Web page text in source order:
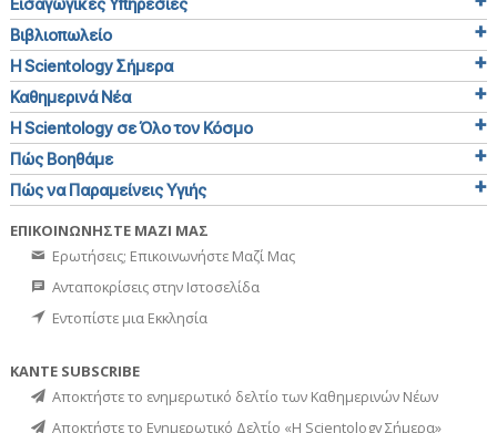
Εισαγωγικές Υπηρεσίες
Βιβλιοπωλείο
Η Scientology Σήμερα
Καθημερινά Νέα
Η Scientology σε Όλο τον Κόσμο
Πώς Βοηθάμε
Πώς να Παραμείνεις Υγιής
ΕΠΙΚΟΙΝΩΝΗΣΤΕ ΜΑΖΙ ΜΑΣ
Ερωτήσεις; Επικοινωνήστε Μαζί Μας
Ανταποκρίσεις στην Ιστοσελίδα
Εντοπίστε μια Εκκλησία
ΚΑΝΤΕ SUBSCRIBE
Αποκτήστε το ενημερωτικό δελτίο των Καθημερινών Νέων
Αποκτήστε το Ενημερωτικό Δελτίο «Η Scientology Σήμερα»